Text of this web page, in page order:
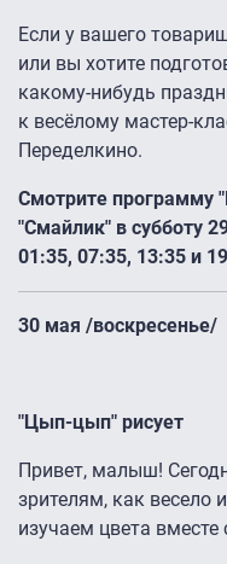
Если у вашего
или вы хотите
какому-нибудь
к весёлому мастер-
Переделкино.
Смотрите программу
"Смайлик" в субботу
01:35, 07:35, 13:35 и
30 мая /воскресенье/
"Цып-цып" рисует
Привет, малыш!
зрителям, как весело
изучаем цвета